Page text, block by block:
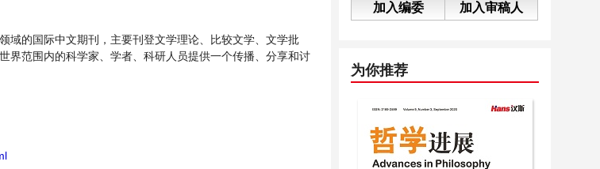
域的国际中文期刊，主要刊登文学理论、比较文学、文学批
界范围内的科学家、学者、科研人员提供一个传播、分享和讨
加入编委 加入审稿人
为你推荐